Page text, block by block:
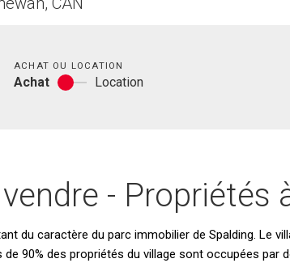
ACHAT OU LOCATION
Achat
Achat
Location
- Propriétés
du caractère du parc immobilier de Spalding. Le
90% des propriétés du village sont occupées